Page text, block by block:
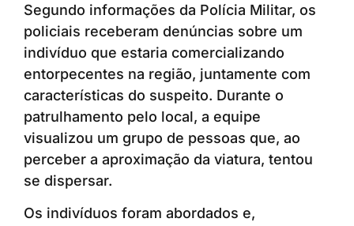
Segundo informações da Polícia Militar, os
policiais receberam denúncias sobre um
indivíduo que estaria comercializando
entorpecentes na região, juntamente com
características do suspeito. Durante o
patrulhamento pelo local, a equipe
visualizou um grupo de pessoas que, ao
perceber a aproximação da viatura, tentou
se dispersar.
Os indivíduos foram abordados e,